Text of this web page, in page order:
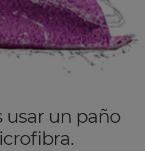
usar un paño